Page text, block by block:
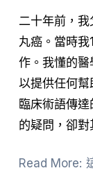
二十年前，
丸癌。 當時
作。 我懂的醫
以提供任何
臨床術語傳
的疑問，卻對
Read More: